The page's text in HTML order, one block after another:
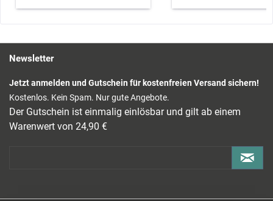
Newsletter
Jetzt anmelden und Gutschein für kostenfreien Versand sichern!
Kostenlos. Kein Spam. Nur gute Angebote.
Der Gutschein ist einmalig einlösbar und gilt ab einem
Warenwert von 24,90 €